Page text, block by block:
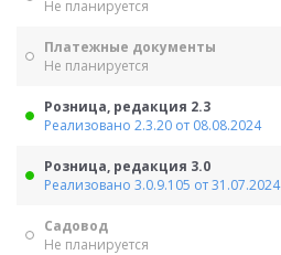
Не планируется
Платежные документы
Не планируется
Розница, редакция 2.3
Реализовано 2.3.20 от 08.08.2024
Розница, редакция 3.0
Реализовано 3.0.9.105 от 31.07.2024
Садовод
Не планируется